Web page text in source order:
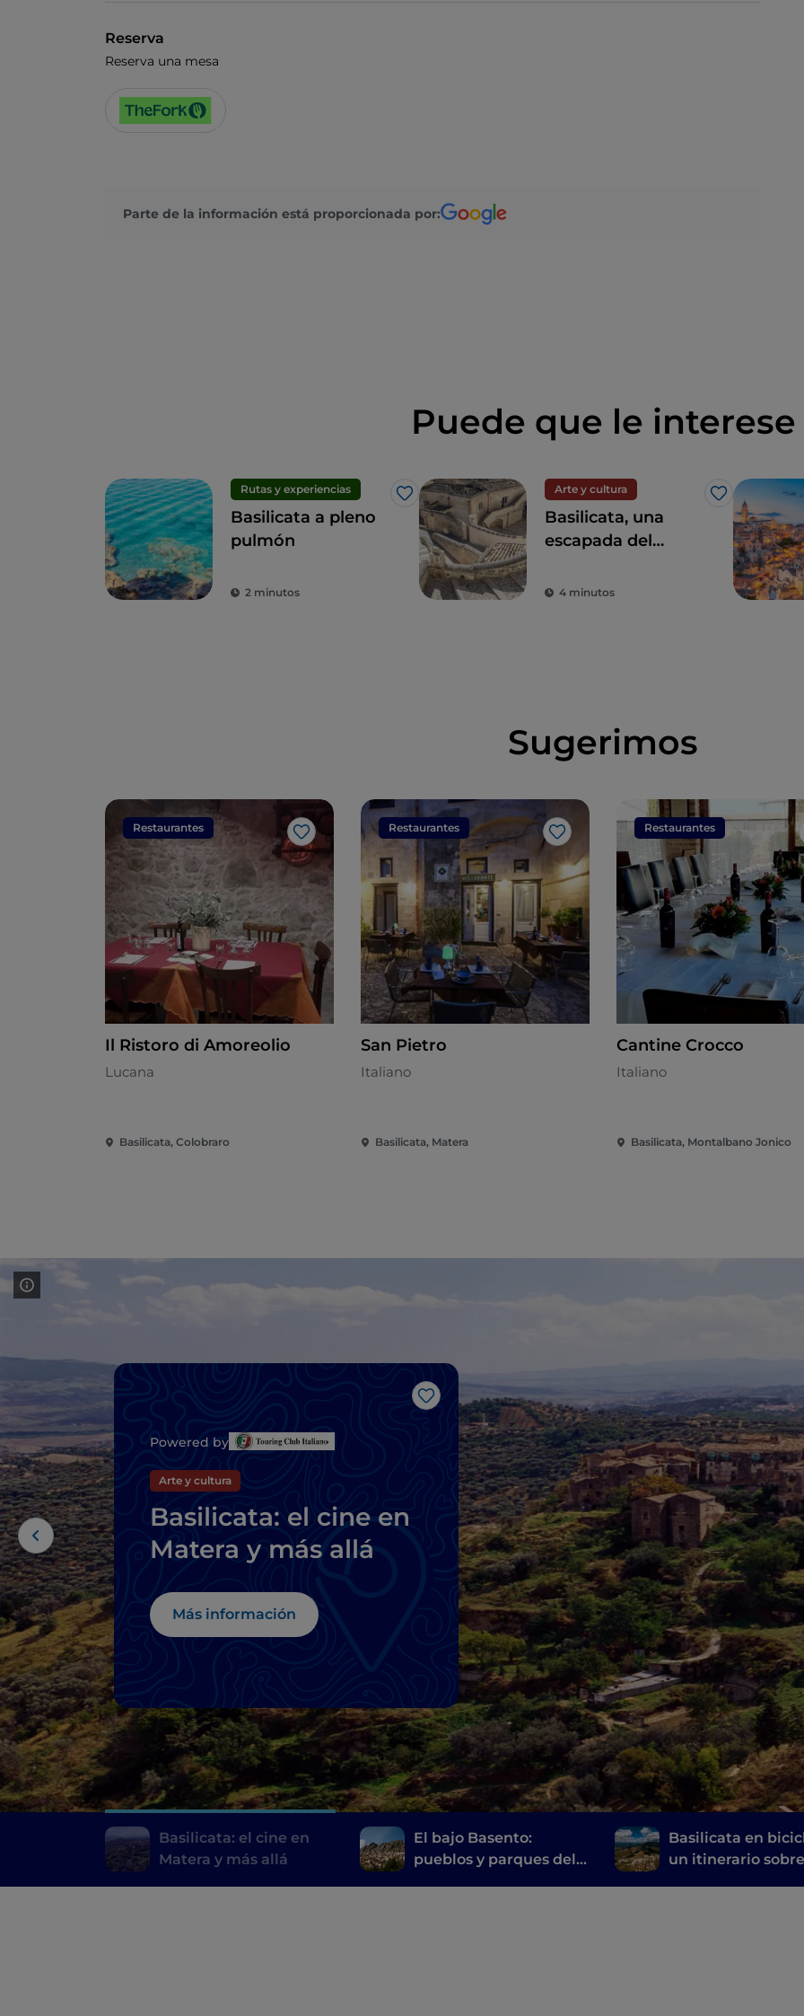
Reserva
Reserva una mesa
Parte de la información está proporcionada por:
Puede que le interese
Rutas y experiencias
Me gusta
Basilicata a pleno
pulmón
2 minutos
Arte y cultura
Me gusta
Basilicata, una
escapada del
redescubrir la
4 minutos
Sugerimos
Restaurantes
Me gusta
Il Ristoro di Amoreolio
Lucana
Basilicata, Colobraro
Restaurantes
Me gusta
San Pietro
Italiano
Basilicata, Matera
Restaurantes
Cantine Crocco
Italiano
Basilicata, Montalbano Jonico
Me gusta
Powered by
Arte y cultura
Basilicata: el cine en
Matera y más allá
Más información
Basilicata: el cine en
Matera y más allá
El bajo Basento:
pueblos y parques del
Basilicata en
un itinerario